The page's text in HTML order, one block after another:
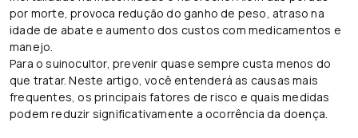
por morte, provoca redução do ganho de peso, atraso na
idade de abate e aumento dos custos com medicamentos e
manejo.
Para o suinocultor, prevenir quase sempre custa menos do
que tratar. Neste artigo, você entenderá as causas mais
frequentes, os principais fatores de risco e quais medidas
podem reduzir significativamente a ocorrência da doença.